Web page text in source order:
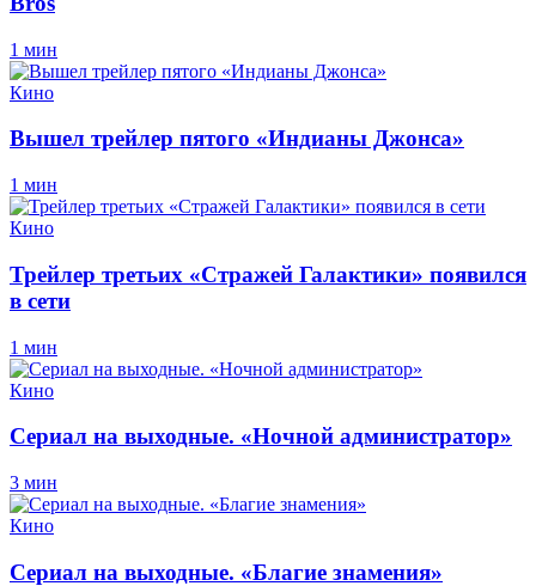
1 мин
Кино
Вышел трейлер пятого «Индианы Джонса»
1 мин
Кино
Трейлер третьих «Стражей Галактики» появился
в сети
1 мин
Кино
Сериал на выходные. «Ночной администратор»
3 мин
Кино
Сериал на выходные. «Благие знамения»